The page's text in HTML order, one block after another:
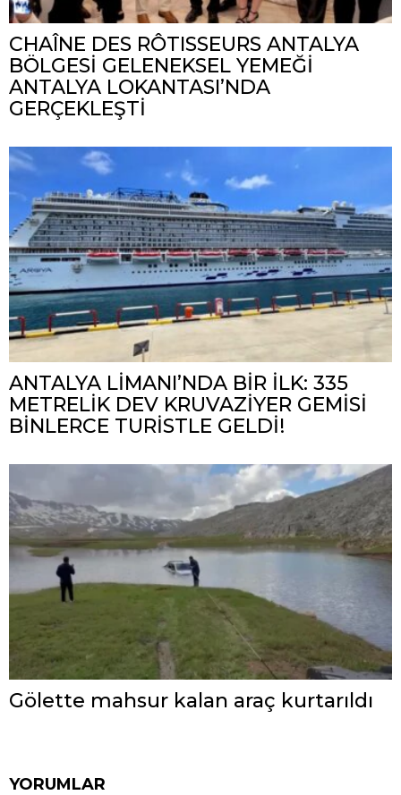
CHAÎNE DES RÔTISSEURS ANTALYA
BÖLGESİ GELENEKSEL YEMEĞİ
ANTALYA LOKANTASI’NDA
GERÇEKLEŞTİ
ANTALYA LİMANI’NDA BİR İLK: 335
METRELİK DEV KRUVAZİYER GEMİSİ
BİNLERCE TURİSTLE GELDİ!
Gölette mahsur kalan araç kurtarıldı
YORUMLAR